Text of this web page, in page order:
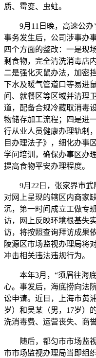
质、霉变、虫蛀。
9月11日晚，高速公办
事务发生后，公司涉事办
四个方面的整改：一是现
剩食物，完全清洗消毒店
二是强化灭鼠办法，加密
下水及暖气管道口等易进
间、就餐区等区域并清理
道，配备合规冷藏取消毒
物储存加工流程；四是进
行从业人员健康办理轨制
目办理法子》，细化办事
学问培训，确保办事区办
提高食物平安办理程度。
9月22日，张家界市武
对网上呈现的辖区内商家
沉，第一时间成立工做专
访，网上反映环境根基失
访，将按照查询拜访成果
陵源区市场监视办理局将
冲击相关违法违规行为。
本年3月，“须眉往海底
心。事发后，海底捞向法
讼申请。近日，上海市黄
岁）和吴某（男，17岁）
洗消毒费、运营丧失、商
随后，都匀市市场监视
市市场监视办理局当即组